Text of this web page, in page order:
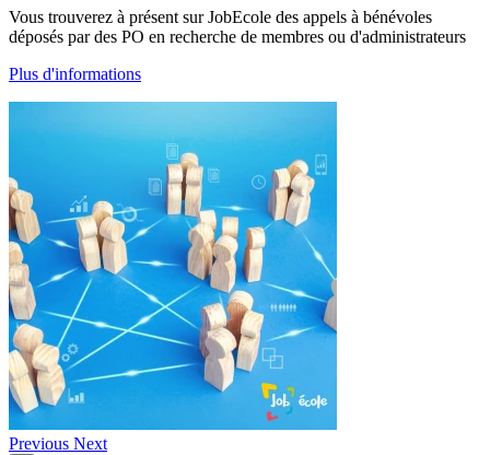
Vous trouverez à présent sur JobEcole des appels à bénévoles
déposés par des PO en recherche de membres ou d'administrateurs
Plus d'informations
Previous Next